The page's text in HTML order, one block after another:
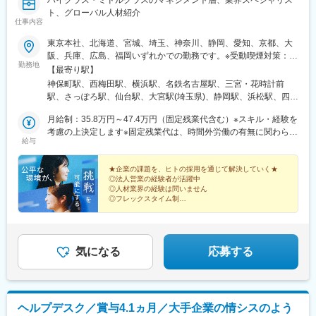
駅、京成船橋駅、京成千葉駅、北習志野駅、野田市駅、京成成田
駅、仲ノ町駅、逸見駅、新高島駅、京急川崎駅、北茅ケ崎駅、和
南豊科駅、上大月駅、志貴野中学校前駅、新魚津駅、北鉄金沢
駅、福井駅、新浜松駅、新静岡駅、新豊橋駅、近鉄名古屋駅、尾
張一宮駅、名鉄岐阜駅、名電各務原駅、新可児駅、ＪＲ河内永和
駅、大阪梅田駅(阪急線)、九条駅(京都府)、田中口駅、山陽姫路
駅、西宮駅、山陽明石駅、ハーバーランド駅、宝塚南口駅、新伊
電鉄出雲市駅、高知駅前駅、宮田町駅、高松築港駅、眉山ロープ
ウェイ山麓駅、西鉄福岡駅、鹿児島駅前駅、熊本駅前駅、長崎駅
高津駅(神奈川県)、大阪難波駅、四ツ橋駅、大阪阿部野橋駅、東別
院駅、丸の内駅(愛知県)、祇園駅(福岡県)、櫛田神社前駅、京阪山
科駅、本八幡駅(都営線)、東梅田駅、北１２条駅、松風町駅、広瀬
通駅、東宿郷駅、東北沢駅、京成関屋駅、新宿三丁目駅、都電雑
司ケ谷駅、京成上野駅、立川南駅、茅場町駅、京橋駅(東京都)、東
駅(富山県)、七ツ屋駅、新福井駅、第一通り駅、日吉町駅、駅前
駅、名鉄名古屋駅、河内永和駅、大阪梅田駅(阪神線)、東寺駅、阪
神国道駅、西新町駅、高速神戸駅、芦屋駅(阪神線)、西川緑道公園
駅、猿猴橋町駅、高知橋駅、大手町駅(愛媛県)、天神南駅、桜島桟
橋通駅、二本木口駅、五島町駅、中佐世保駅、末広町駅(東京都)、
下落合駅、武蔵溝ノ口駅、なんば駅(南海線)、長堀橋駅、天王寺駅
前駅、栄駅(愛知県)、呉服町駅(福岡県)、四宮駅、京成八幡駅
仕事内容
ト、グローバル人材紹介
勤務地
東京本社、北海道、宮城、埼玉、神奈川、静岡、愛知、京都、大
阪、兵庫、広島、福岡いずれかでの勤務です。※受動喫煙対策：全
面禁煙
【最寄り駅】
神保町駅、西梅田駅、横浜駅、名鉄名古屋駅、三宮・花時計前
駅、さっぽろ駅、仙台駅、大宮駅(埼玉県)、静岡駅、浜松駅、四条
鉄名古屋駅、神戸三宮駅(阪神)、札幌駅、あおば通駅、新静岡駅、
第一通り駅、烏丸駅、祇園駅(福岡県)、新御茶ノ水駅、大阪梅田駅
通駅、仙台駅(地下鉄)、日吉町駅、新浜松駅、五条駅(京都市営)、
猿猴橋町駅、櫛田神社前駅
給与
月給制：35.8万円～47.4万円（固定残業代含む）※スキル・経験を
考慮の上決定します※固定残業代は、時間外労働の有無に関わらず
支給＜正当な評価制度＞個人の実績が給与に還元される仕組みが
あります。明確な評価軸のため、目標を意識しやすく高いモチベ
ーションを維持しながら業務に取り組めます。
★企業の課題を、ヒトの採用を通じて解決していく★
◎法人営業の経験者が活躍中
◎人材業界の経験は問いません
◎フレックスタイム制
気になる 応募する
ヘルプデスク／賞与4.1ヵ月／大手企業の情シスのよう